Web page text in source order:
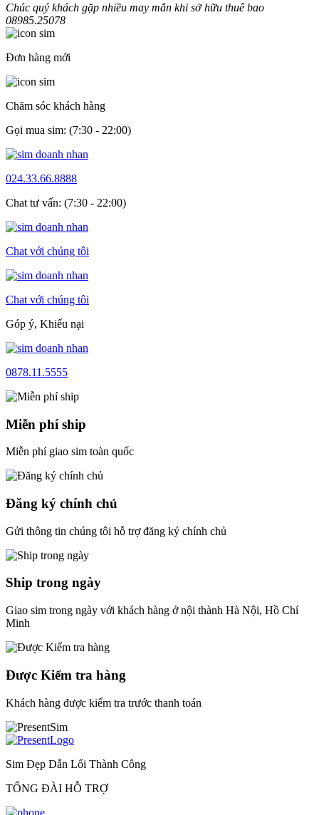
Chúc quý khách gặp nhiều may mắn khi sở hữu thuê bao
08985.25078
Đơn hàng mới
Chăm sóc khách hàng
Gọi mua sim: (7:30 - 22:00)
024.33.66.8888
Chat tư vấn: (7:30 - 22:00)
Chat với chúng tôi
Chat với chúng tôi
Góp ý, Khiếu nại
0878.11.5555
Miễn phí ship
Miễn phí giao sim toàn quốc
Đăng ký chính chủ
Gửi thông tin chúng tôi hỗ trợ đăng ký chính chủ
Ship trong ngày
Giao sim trong ngày với khách hàng ở nội thành Hà Nội, Hồ Chí
Minh
Được Kiểm tra hàng
Khách hàng được kiểm tra trước thanh toán
Sim Đẹp Dẫn Lối Thành Công
TỔNG ĐÀI HỖ TRỢ